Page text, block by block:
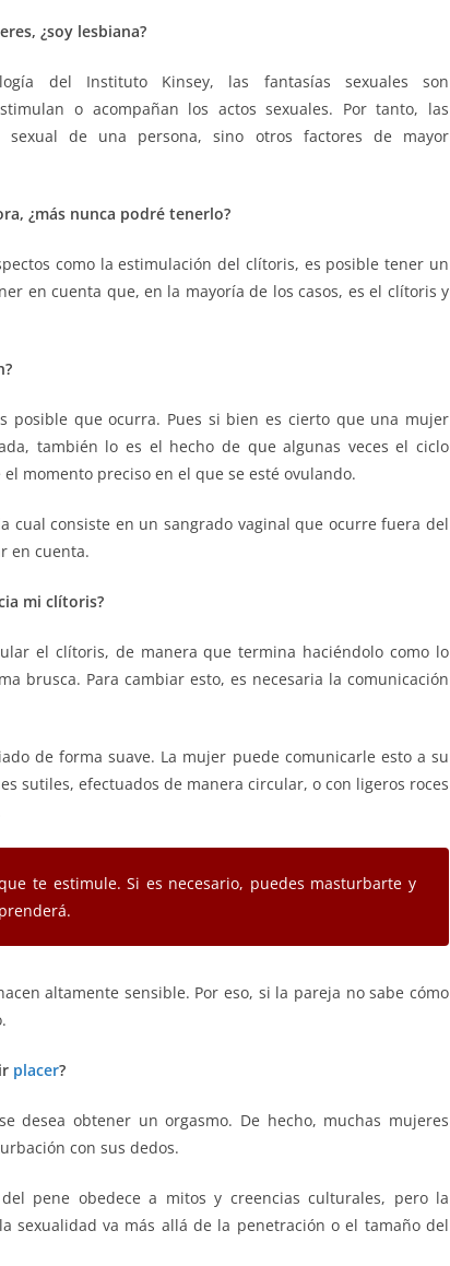
¿soy lesbiana?
del Instituto Kinsey, las fantasías sexuales son
o acompañan los actos sexuales. Por tanto, las
sexual de una persona, sino otros factores de mayor
¿más nunca podré tenerlo?
como la estimulación del clítoris, es posible tener un
en cuenta que, en la mayoría de los casos, es el clítoris y
posible que ocurra. Pues si bien es cierto que una mujer
también lo es el hecho de que algunas veces el ciclo
momento preciso en el que se esté ovulando.
cual consiste en un sangrado vaginal que ocurre fuera del
en cuenta.
mi clítoris?
el clítoris, de manera que termina haciéndolo como lo
brusca. Para cambiar esto, es necesaria la comunicación
de forma suave. La mujer puede comunicarle esto a su
sutiles, efectuados de manera circular, o con ligeros roces
te estimule. Si es necesario, puedes masturbarte y
altamente sensible. Por eso, si la pareja no sabe cómo
placer?
desea obtener un orgasmo. De hecho, muchas mujeres
con sus dedos.
pene obedece a mitos y creencias culturales, pero la
sexualidad va más allá de la penetración o el tamaño del